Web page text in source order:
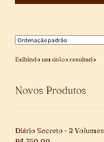
Exibindo um único resultado
Novos Produtos
Diário Secreto - 2 Volumes